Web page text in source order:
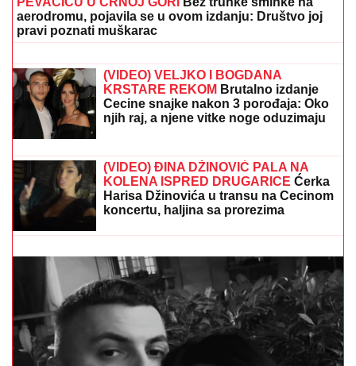
aerodromu, pojavila se u ovom izdanju: Društvo joj
pravi poznati muškarac
optužen za rukovođenje kriminalnom
organizacijom
Cecine snajke nakon 3 porođaja: Oko
njih raj, a njene vitke noge oduzimaju
dah